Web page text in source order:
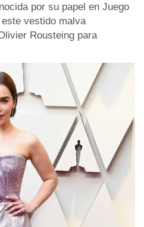
por su papel en Juego
vestido malva
Rousteing para